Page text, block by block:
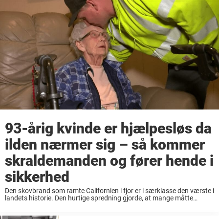
93-årig kvinde er hjælpesløs da
ilden nærmer sig – så kommer
skraldemanden og fører hende i
sikkerhed
Den skovbrand som ramte Californien i fjor er i særklasse den værste i
landets historie. Den hurtige spredning gjorde, at mange måtte